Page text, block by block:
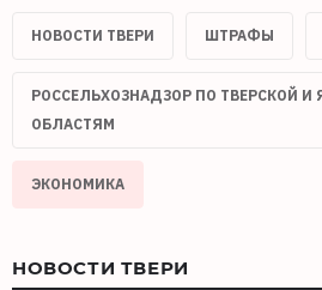
НОВОСТИ ТВЕРИ ШТРАФЫ
РОССЕЛЬХОЗНАДЗОР ПО ТВЕРСКОЙ И
ОБЛАСТЯМ
ЭКОНОМИКА
НОВОСТИ ТВЕРИ